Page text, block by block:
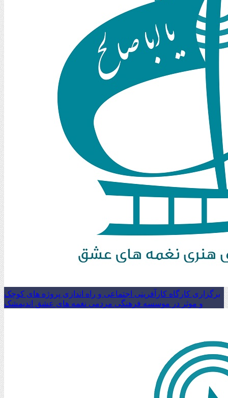
برگزاری کارگاه کارآفرینی اجتماعی و راه اندازی پروژه های کوچک
و موثر در موسسه فرهنگی مردمی نغمه های عشق اندیمشک